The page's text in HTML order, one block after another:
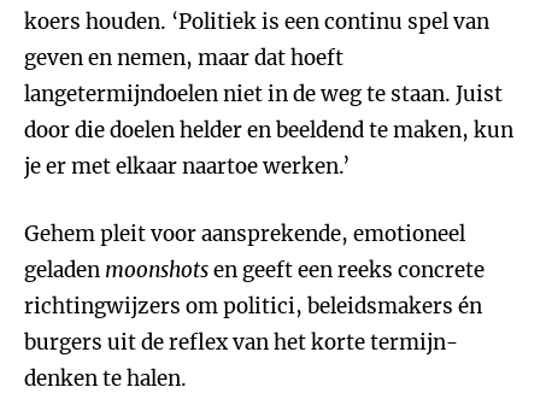
koers houden. ‘Politiek is een continu spel van
geven en nemen, maar dat hoeft
langetermijndoelen niet in de weg te staan. Juist
door die doelen helder en beeldend te maken, kun
je er met elkaar naartoe werken.’
Gehem pleit voor aansprekende, emotioneel
geladen moonshotsen geeft een reeks concrete
richtingwijzers om politici, beleidsmakers én
burgers uit de reflex van het korte termijn-
denken te halen.